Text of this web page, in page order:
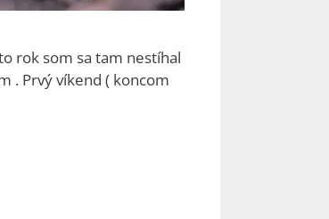
rok som sa tam nestíhal
. Prvý víkend ( koncom